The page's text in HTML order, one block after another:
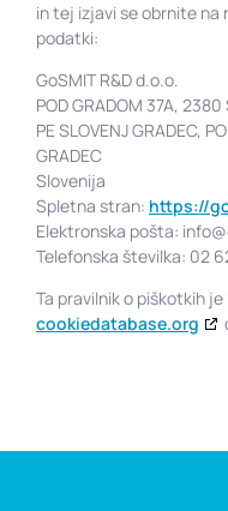
in tej izjavi se obrnite na
podatki:
GoSMIT R&D d.o.o.
POD GRADOM 37A, 2380
PE SLOVENJ GRADEC,
GRADEC
Slovenija
Spletna stran: https://
Elektronska pošta:
Telefonska številka: 02
Ta pravilnik o piškotkih
cookiedatabase.org